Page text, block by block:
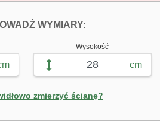
WYMIARY:
Wysokość
cm
zmierzyć ścianę?